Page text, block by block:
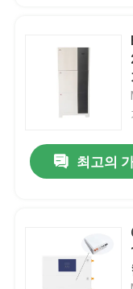
품질 관리
뉴스
리튬 이온 라이
최고의